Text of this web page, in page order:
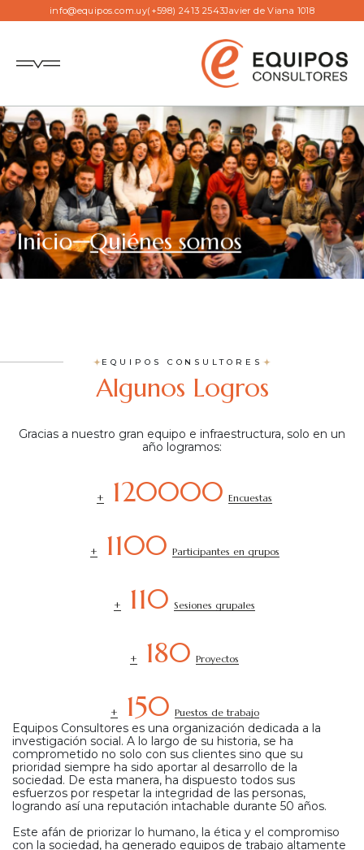
info@equipos.com.uy(+598) 2413 2543Javier de Viana 1018
Inicio Quiénes somos
EQUIPOS CONSULTORES
Algunos Logros
Gracias a nuestro gran equipo e infraestructura, solo en un
año logramos:
+ 120000 Encuestas
+ 1100 Participantes en grupos
+ 110 Sesiones grupales
+ 180 Proyectos
+ 150 Puestos de trabajo
Equipos Consultores es una organización dedicada a la
investigación social. A lo largo de su historia, se ha
comprometido no solo con sus clientes sino que su
prioridad siempre ha sido aportar al desarrollo de la
sociedad. De esta manera, ha dispuesto todos sus
esfuerzos por respetar la integridad de las personas,
logrando así una reputación intachable durante 50 años.
Este afán de priorizar lo humano, la ética y el compromiso
con la sociedad, ha generado equipos de trabajo altamente